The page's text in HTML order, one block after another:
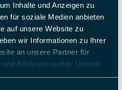
Inhalte und Anzeigen zu
für soziale Medien anbieten
auf unsere Website zu
wir Informationen zu Ihrer
an unsere Partner für
Analysen weiter. Unsere
REAL